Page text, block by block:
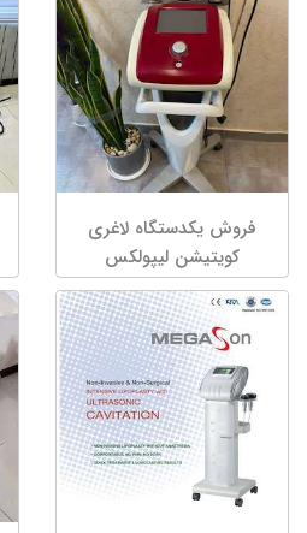
فروش یکدستگاه لاغری
کویتیشن لیپولکس